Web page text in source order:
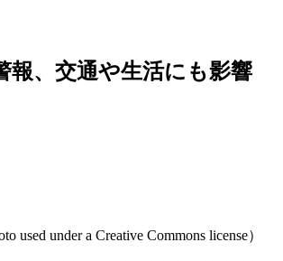
報、交通や生活にも影響
under a Creative Commons license）